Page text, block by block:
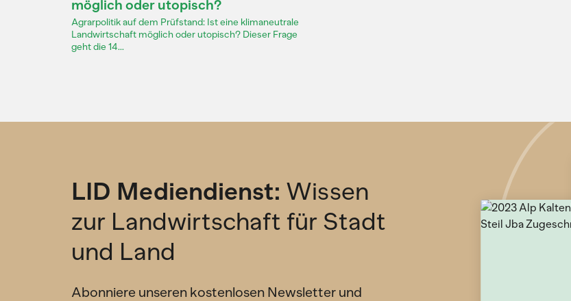
möglich oder utopisch?
Agrarpolitik auf dem Prüfstand: Ist eine klimaneutrale
Landwirtschaft möglich oder utopisch? Dieser Frage
geht die 14...
LID Mediendienst: Wissen
zur Landwirtschaft für Stadt
und Land
Abonniere unseren kostenlosen Newsletter und